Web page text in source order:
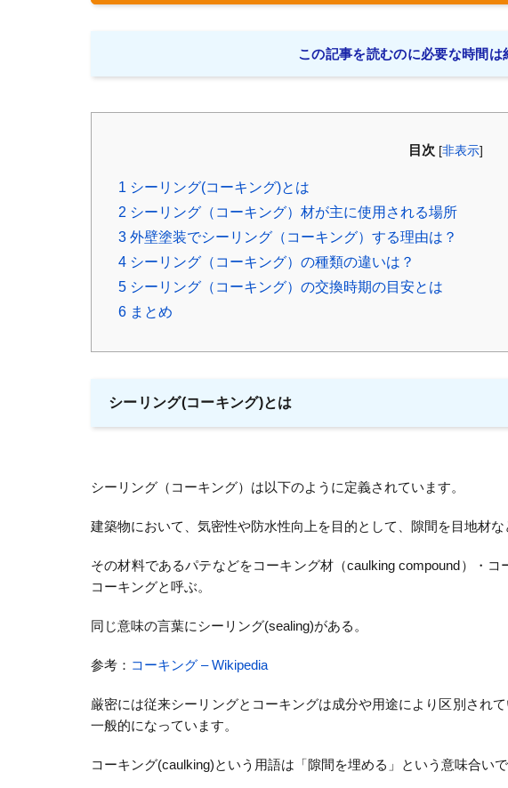
この記事を読むのに必要な時間は
目次 [非表示]
1 シーリング(コーキング)とは
2 シーリング（コーキング）材が主に使用される場所
3 外壁塗装でシーリング（コーキング）する理由は？
4 シーリング（コーキング）の種類の違いは？
5 シーリング（コーキング）の交換時期の目安とは
6 まとめ
シーリング(コーキング)とは
シーリング（コーキング）は以下のように定義されています。
建築物において、気密性や防水性向上を目的として、隙間を目地材な
その材料であるパテなどをコーキング材（caulking compound）・
コーキングと呼ぶ。
同じ意味の言葉にシーリング(sealing)がある。
参考： コーキング – Wikipedia
厳密には従来シーリングとコーキングは成分や用途により区別され
一般的になっています。
コーキング(caulking)という用語は「隙間を埋める」という意味合い